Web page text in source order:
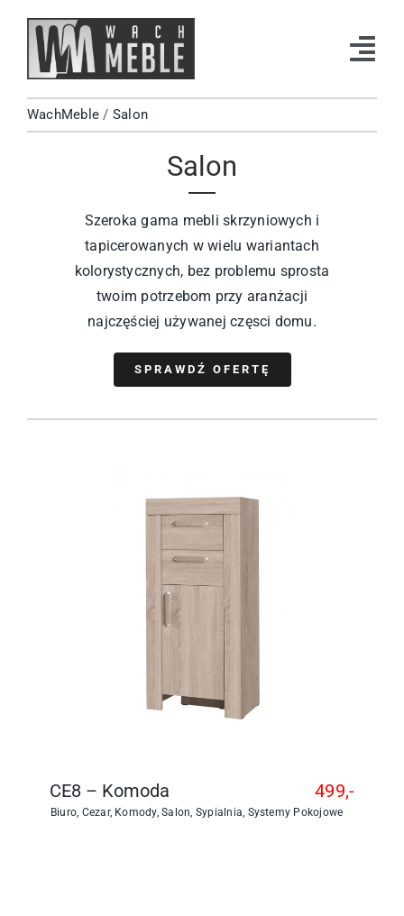
zawartości
WachMeble / Salon
Salon
Szeroka gama mebli skrzyniowych i
tapicerowanych w wielu wariantach
kolorystycznych, bez problemu sprosta
twoim potrzebom przy aranżacji
najczęściej używanej częsci domu.
SPRAWDŹ OFERTĘ
CE8 – Komoda
Biuro, Cezar, Komody,Salon, Sypialnia, Systemy Pokojowe
499,-